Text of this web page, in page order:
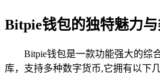
Bitpie钱包的独特魅力
Bitpie钱包是一款功能强大的综
库，支持多种数字货币,它拥有以下